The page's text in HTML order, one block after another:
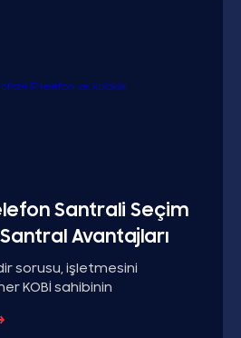
Santrali Seçim
Avantajları
sorusu, işletmesini
KOBİ sahibinin